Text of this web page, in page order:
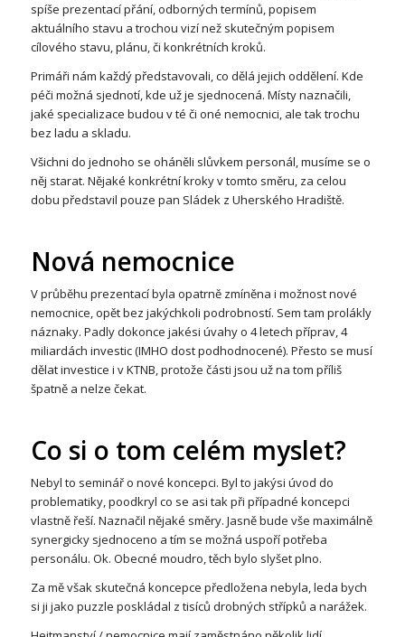
spíše prezentací přání, odborných termínů, popisem
aktuálního stavu a trochou vizí než skutečným popisem
cílového stavu, plánu, či konkrétních kroků.
Primáři nám každý představovali, co dělá jejich oddělení. Kde
péči možná sjednotí, kde už je sjednocená. Místy naznačili,
jaké specializace budou v té či oné nemocnici, ale tak trochu
bez ladu a skladu.
Všichni do jednoho se oháněli slůvkem personál, musíme se o
něj starat. Nějaké konkrétní kroky v tomto směru, za celou
dobu představil pouze pan Sládek z Uherského Hradiště.
Nová nemocnice
V průběhu prezentací byla opatrně zmíněna i možnost nové
nemocnice, opět bez jakýchkoli podrobností. Sem tam prolákly
náznaky. Padly dokonce jakési úvahy o 4 letech příprav, 4
miliardách investic (IMHO dost podhodnocené). Přesto se musí
dělat investice i v KTNB, protože části jsou už na tom příliš
špatně a nelze čekat.
Co si o tom celém myslet?
Nebyl to seminář o nové koncepci. Byl to jakýsi úvod do
problematiky, poodkryl co se asi tak při případné koncepci
vlastně řeší. Naznačil nějaké směry. Jasně bude vše maximálně
synergicky sjednoceno a tím se možná uspoří potřeba
personálu. Ok. Obecné moudro, těch bylo slyšet plno.
Za mě však skutečná koncepce předložena nebyla, leda bych
si ji jako puzzle poskládal z tisíců drobných střípků a narážek.